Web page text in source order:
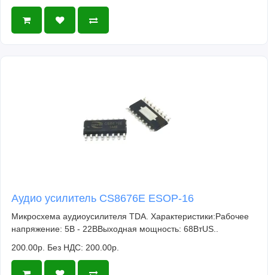
Аудио усилитель CS8676E ESOP-16
Микросхема аудиоусилителя TDA. Характеристики:Рабочее
напряжение: 5В - 22ВВыходная мощность: 68ВтUS..
200.00р. Без НДС: 200.00р.